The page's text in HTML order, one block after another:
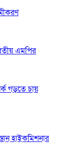
এমপির
গড়তে চায়
হাইকমিশনার